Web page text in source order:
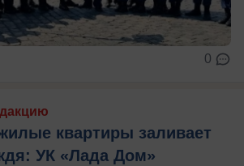
0
квартиры заливает
УК «Лада Дом»